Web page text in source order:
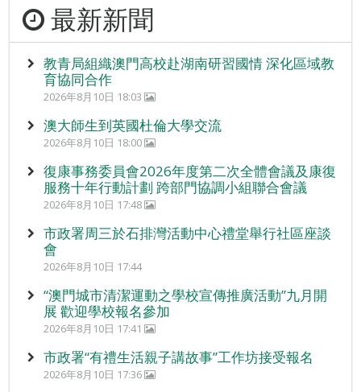
最新新聞
教青局組織澳門高校赴湖南研習國情 深化區域教
育協同合作
2026年8月10日 18:03
澳大師生到英國杜倫大學交流
2026年8月10日 18:00
復康事務委員會2026年度第二次全體會議及康復
服務十年行動計劃 跨部門協調小組聯合會議
2026年8月10日 17:48
市政署周三於石排灣活動中心禮堂舉行社區座談
會
2026年8月10日 17:44
“澳門城市清潔運動之學校宣傳推廣活動”九月開
展 歡迎學校報名參加
2026年8月10日 17:41
市政署“有禮生活親子講故事”工作坊接受報名
2026年8月10日 17:36